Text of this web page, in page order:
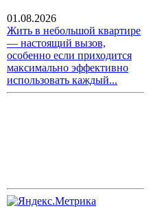
01.08.2026
Жить в небольшой квартире
— настоящий вызов,
особенно если приходится
максимально эффективно
использовать каждый...